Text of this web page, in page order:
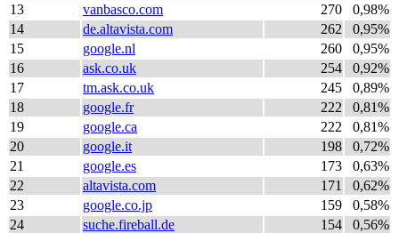
13
vanbasco.com 270
0,98%
14
de.altavista.com 262
0,95%
15
google.nl 260
0,95%
16
ask.co.uk 254
0,92%
17
tm.ask.co.uk 245
0,89%
18
google.fr 222
0,81%
19
google.ca 222
0,81%
20
google.it 198
0,72%
21
google.es 173
0,63%
22
altavista.com 171
0,62%
23
google.co.jp 159
0,58%
24
suche.fireball.de 154
0,56%